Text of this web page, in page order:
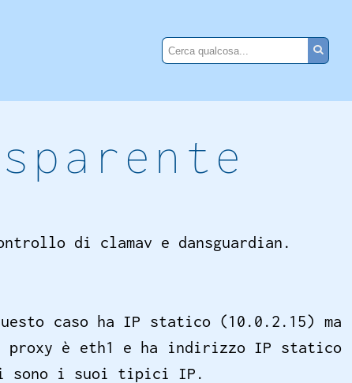
di clamav e dansguardian.
caso ha IP statico (10.0.2.15) ma
proxy è eth1 e ha indirizzo IP statico
sono i suoi tipici IP.